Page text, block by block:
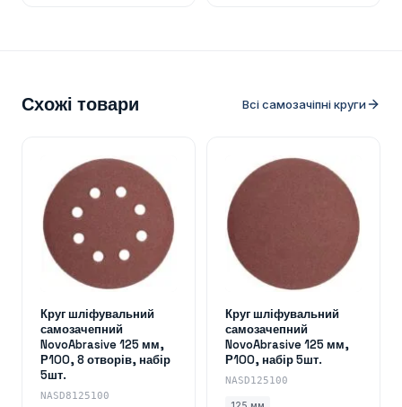
Схожі товари Всі самозачіпні круги
Круг шліфувальний
самозачепний
NovoAbrasive 125 мм,
Р100, 8 отворів, набір
5шт.
NASD8125100
Круг шліфувальний
самозачепний
NovoAbrasive 125 мм,
Р100, набір 5шт.
NASD125100